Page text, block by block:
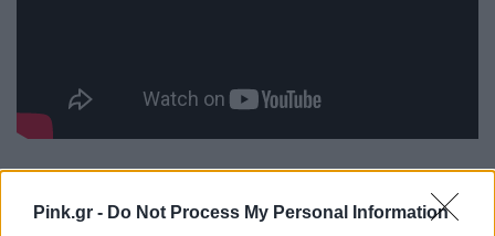
Pink.gr - Do Not Process My Personal Information
Εκτός από τη δουλειά της ως κινηματογραφίστρια,
η Royalle ήταν επίσης υπέρμαχος της σeξουαλικής